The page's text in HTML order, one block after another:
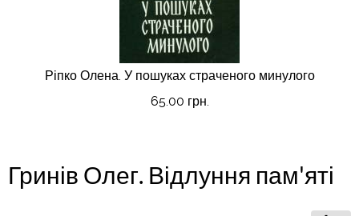
Ріпко Олена. У пошуках страченого минулого
65.00 грн.
Гринів Олег. Відлуння пам'яті